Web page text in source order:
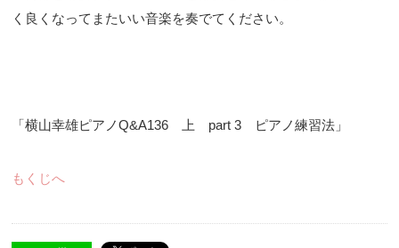
く良くなってまたいい音楽を奏でてください。
「横山幸雄ピアノQ&A136 上 part 3 ピアノ練習法」
もくじへ